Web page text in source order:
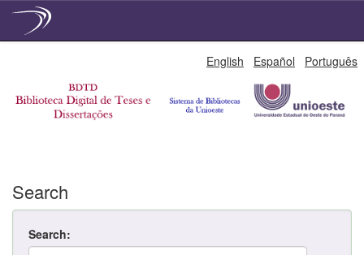
English Español Português
Search
Search: